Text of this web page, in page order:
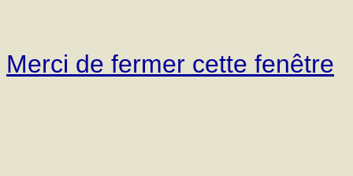
Merci de fermer cette fenêtre